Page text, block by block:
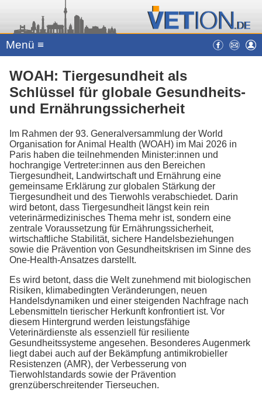
Menü ≡
WOAH: Tiergesundheit als
Schlüssel für globale Gesundheits-
und Ernährungssicherheit
Im Rahmen der 93. Generalversammlung der World
Organisation for Animal Health (WOAH) im Mai 2026 in
Paris haben die teilnehmenden Minister:innen und
hochrangige Vertreter:innen aus den Bereichen
Tiergesundheit, Landwirtschaft und Ernährung eine
gemeinsame Erklärung zur globalen Stärkung der
Tiergesundheit und des Tierwohls verabschiedet. Darin
wird betont, dass Tiergesundheit längst kein rein
veterinärmedizinisches Thema mehr ist, sondern eine
zentrale Voraussetzung für Ernährungssicherheit,
wirtschaftliche Stabilität, sichere Handelsbeziehungen
sowie die Prävention von Gesundheitskrisen im Sinne des
One-Health-Ansatzes darstellt.
Es wird betont, dass die Welt zunehmend mit biologischen
Risiken, klimabedingten Veränderungen, neuen
Handelsdynamiken und einer steigenden Nachfrage nach
Lebensmitteln tierischer Herkunft konfrontiert ist. Vor
diesem Hintergrund werden leistungsfähige
Veterinärdienste als essenziell für resiliente
Gesundheitssysteme angesehen. Besonderes Augenmerk
liegt dabei auch auf der Bekämpfung antimikrobieller
Resistenzen (AMR), der Verbesserung von
Tierwohlstandards sowie der Prävention
grenzüberschreitender Tierseuchen.